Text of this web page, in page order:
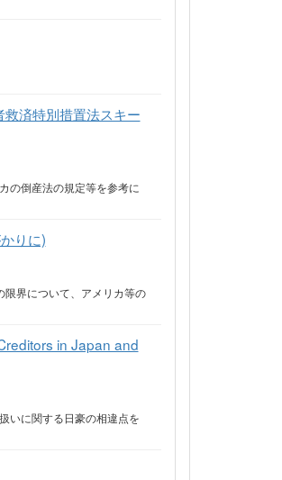
済特別措置法スキー
の倒産法の規定等を参考に
りに)
界について、アメリカ等の
in Japan and
いに関する日豪の相違点を